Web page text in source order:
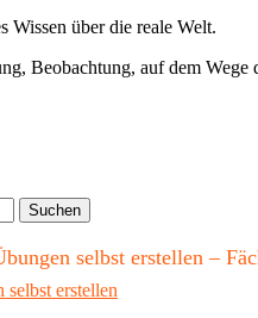
Wissen über die reale Welt.
Beobachtung, auf dem
selbst erstellen –